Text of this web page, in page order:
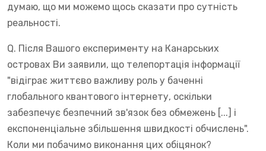
думаю, що ми можемо щось сказати про сутність
реальності.
Q. Після Вашого експерименту на Канарських
островах Ви заявили, що телепортація інформації
"відіграє життєво важливу роль у баченні
глобального квантового інтернету, оскільки
забезпечує безпечний зв'язок без обмежень [...] і
експоненціальне збільшення швидкості обчислень".
Коли ми побачимо виконання цих обіцянок?